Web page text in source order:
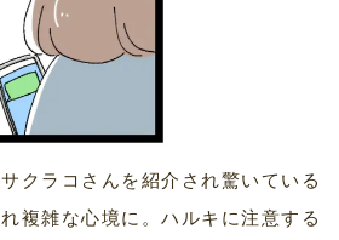
クラコさんを紹介され驚いている
複雑な心境に。ハルキに注意する